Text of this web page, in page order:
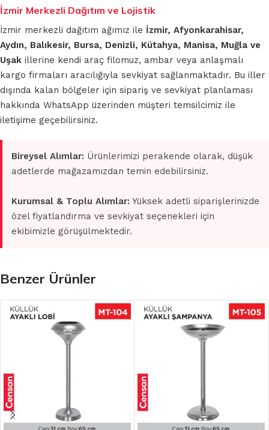
İzmir Merkezli Dağıtım ve Lojistik
İzmir merkezli dağıtım ağımız ile İzmir, Afyonkarahisar,
Aydın, Balıkesir, Bursa, Denizli, Kütahya, Manisa, Muğla ve
Uşak illerine kendi araç filomuz, ambar veya anlaşmalı
kargo firmaları aracılığıyla sevkiyat sağlanmaktadır. Bu iller
dışında kalan bölgeler için sipariş ve sevkiyat planlaması
hakkında WhatsApp üzerinden müşteri temsilcimiz ile
iletişime geçebilirsiniz.
Bireysel Alımlar: Ürünlerimizi perakende olarak, düşük
adetlerde mağazamızdan temin edebilirsiniz.
Kurumsal & Toplu Alımlar: Yüksek adetli siparişlerinizde
özel fiyatlandırma ve sevkiyat seçenekleri için
ekibimizle görüşülmektedir.
Benzer Ürünler